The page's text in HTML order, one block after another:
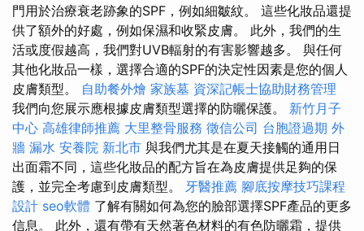
門用於治療衰老跡象的SPF，例如細皺紋。 這些化妝品還提
供了額外的好處，例如保濕和收緊皮膚。 此外，我們的生
活或度假越高，我們對UVB輻射的有害影響越多。 與任何
其他化妝品一樣，選擇合適的SPF的決定性因素是您的個人
皮膚類型。 自助餐外燴 家族墓 資深記帳士協助財務管理
我們向您展示應根據皮膚類型選擇的防曬保護。 新竹月子
中心 高雄律師推薦 大里整骨服務 徵信公司 台胞證過期 外
牆 漏水 安養院 新北市 與我們尤其是在夏天接觸的通用日
出面霜不同，這些化妝品的配方旨在為皮膚提供足夠的保
護，並完全考慮到皮膚類型。 牙醫推薦 腳底按摩技巧課程
設計 seo軟體 了解有關如何為您的臉部選擇SPF產品的更多
信息。 此外，還有帶有天然著色材料的有色防曬霜，提供